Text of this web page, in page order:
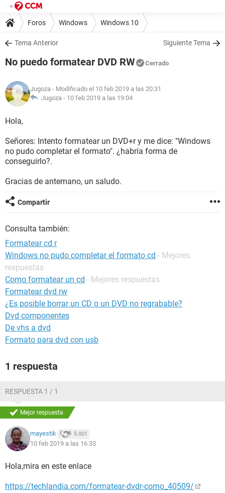
Foros Windows Windows 10
Tema Anterior Siguiente Tema
No puedo formatear DVD RW Cerrado
Jugoza - Modificado el 10 feb 2019 a las 20:31
Jugoza - 10 feb 2019 a las 19:04
Hola,
Señores: Intento formatear un DVD+r y me dice: "Windows
no pudo completar el formato". ¿habría forma de
conseguirlo?.
Gracias de antemano, un saludo.
Compartir
Consulta también:
Formatear cd r
Windows no pudo completar el formato cd - Mejores
respuestas
Como formatear un cd - Mejores respuestas
Formatear dvd rw
¿Es posible borrar un CD o un DVD no regrabable?
Dvd componentes
De vhs a dvd
Formato para dvd con usb
1 respuesta
RESPUESTA 1 / 1
Mejor respuesta
mayestik 5.001
10 feb 2019 a las 16:33
Hola,mira en este enlace
https://techlandia.com/formatear-dvdr-como_40509/